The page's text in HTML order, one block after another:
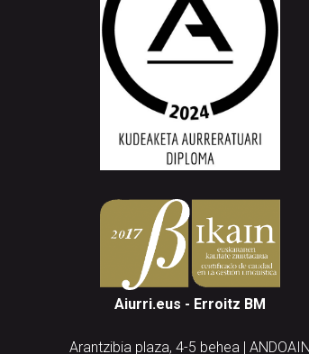
Aiurri.eus - Erroitz BM
Arantzibia plaza, 4-5 behea | ANDOAIN